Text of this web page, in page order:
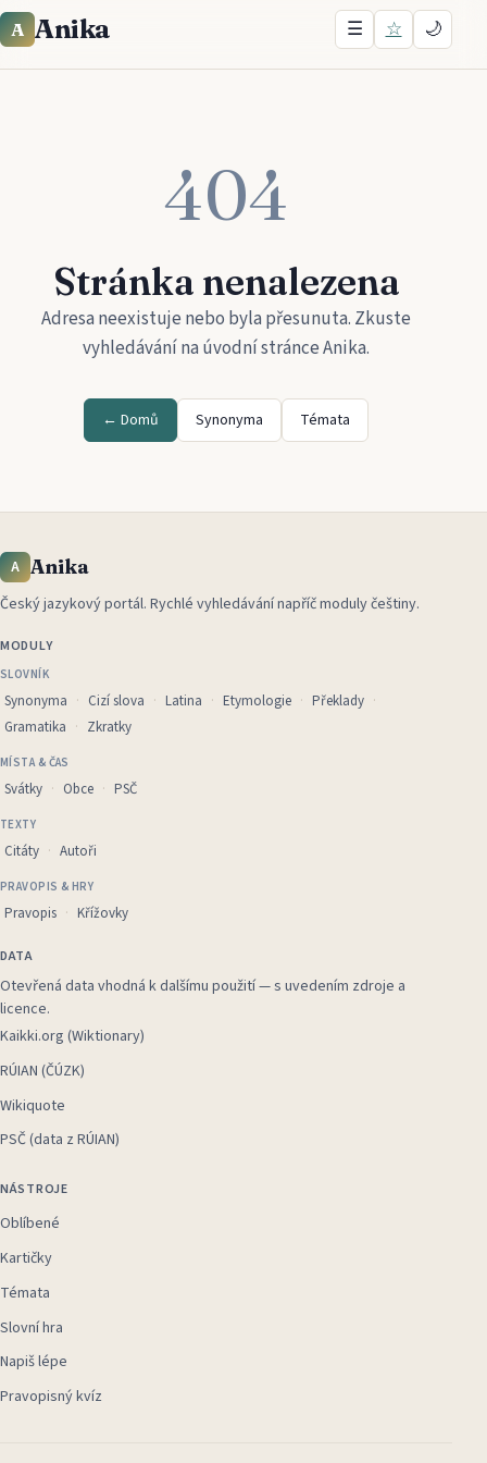
A Anika ☰ ☆ 🌙
404
Stránka nenalezena
Adresa neexistuje nebo byla přesunuta. Zkuste
vyhledávání na úvodní stránceAnika.
← Domů Synonyma Témata
A Anika
Český jazykový portál. Rychlé vyhledávání napříč moduly češtiny.
MODULY
SLOVNÍK
Synonyma Cizí slova Latina Etymologie
Překlady
Gramatika
Zkratky
MÍSTA & ČAS
Svátky Obce PSČ
TEXTY
Citáty Autoři
PRAVOPIS & HRY
Pravopis Křížovky
DATA
Otevřená data vhodná k dalšímu použití — s uvedením zdroje a
licence.
Kaikki.org (Wiktionary)
RÚIAN (ČÚZK)
Wikiquote
PSČ (data z RÚIAN)
NÁSTROJE
Oblíbené
Kartičky
Témata
Slovní hra
Napiš lépe
Pravopisný kvíz